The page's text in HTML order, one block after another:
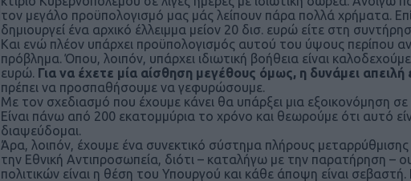
τον μεγάλο προϋπολογισμό μας μάς λείπουν πάρα πολλά χρήματα.
δημιουργεί ένα αρχικό έλλειμμα μείον 20 δισ. ευρώ είτε στη
Και ενώ πλέον υπάρχει προϋπολογισμός αυτού του ύψους
πρόβλημα. Όπου, λοιπόν, υπάρχει ιδιωτική βοήθεια είναι
ευρώ. Για να έχετε μία αίσθηση μεγέθους όμως, η δυνάμει
πρέπει να προσπαθήσουμε να γεφυρώσουμε.
Με τον σχεδιασμό που έχουμε κάνει θα υπάρξει μια εξοικονόμηση
Είναι πάνω από 200 εκατομμύρια το χρόνο και θεωρούμε ότι αυτό
διαψεύδομαι.
Άρα, λοιπόν, έχουμε ένα συνεκτικό σύστημα πλήρους
την Εθνική Αντιπροσωπεία, διότι – καταλήγω με την παρατήρηση –
πολιτικών είναι η θέση του Υπουργού και κάθε άποψη είναι